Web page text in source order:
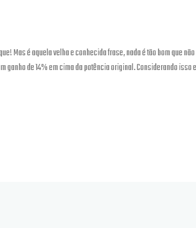
Mas é aquela velha e conhecida frase, nada é tão bom que
ganho de 14% em cima da potência original. Considerando isso